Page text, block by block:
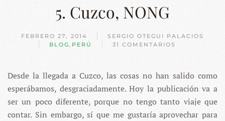
5. Cuzco, NONG
FEBRERO 27, 2014
SERGIO OTEGUI PALACIOS
BLOG , PERÚ 31 COMENTARIOS
EN
NONG
Desde la llegada a Cuzco, las cosas no han salido como
esperábamos, desgraciadamente. Hoy la publicación va a
ser un poco diferente, porque no tengo tanto viaje que
contar. Sin embargo, sí que me gustaría aprovechar para